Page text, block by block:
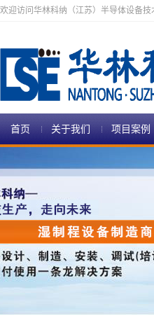
欢迎访问华林科纳（江苏）半导体设备技
首页 关于我们 项目案例